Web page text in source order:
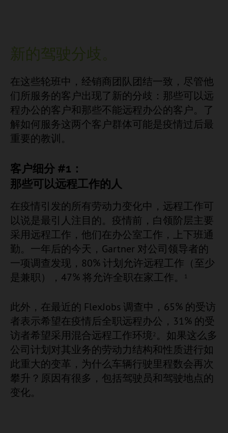
新的驾驶分歧。
在这些轮班中，经销商团队团结一致，尽管他
们所服务的客户出现了新的分歧：那些可以远
程办公的客户和那些不能远程办公的客户。了
解如何服务这两个客户群体可能是疫情过后最
重要的教训。
客户细分 #1：
那些可以远程工作的人
在疫情引发的所有劳动力变化中，远程工作可
以说是最引人注目的。疫情前，白领阶层主要
采用远程工作，他们在办公室工作，上下班通
勤。一年后的今天，Gartner 对公司领导者的
一项调查发现，80% 计划允许远程工作（至少
是兼职），47% 将允许全职在家工作。
1
此外，在最近的 FlexJobs 调查中，65% 的受访
者表示希望在疫情后全职远程办公，31% 的受
访者希望采用混合远程工作环境2 。如果这么多
公司计划对其业务的劳动力结构和性质进行如
此重大的变革，为什么车辆行驶里程数会再次
攀升？原因有很多，包括驾驶员和驾驶地点的
变化。